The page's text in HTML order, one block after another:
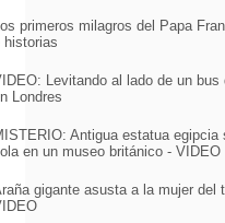
primeros milagros del Papa
historias
Levitando al lado de un bus
Londres
Antigua estatua egipcia
en un museo británico - VIDEO
gigante asusta a la mujer del